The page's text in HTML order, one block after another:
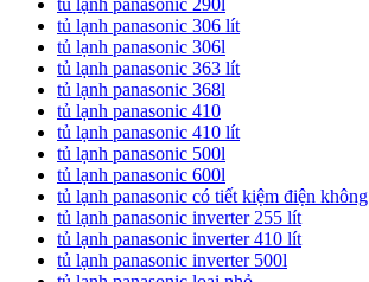
tủ lạnh panasonic 290l
tủ lạnh panasonic 306 lít
tủ lạnh panasonic 306l
tủ lạnh panasonic 363 lít
tủ lạnh panasonic 368l
tủ lạnh panasonic 410
tủ lạnh panasonic 410 lít
tủ lạnh panasonic 500l
tủ lạnh panasonic 600l
tủ lạnh panasonic có tiết kiệm điện không
tủ lạnh panasonic inverter 255 lít
tủ lạnh panasonic inverter 410 lít
tủ lạnh panasonic inverter 500l